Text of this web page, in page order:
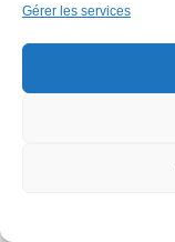
Gérer les services